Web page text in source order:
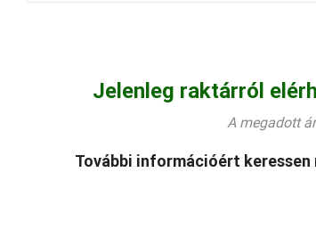
Jelenleg raktárról
A megadott
További információért keressen